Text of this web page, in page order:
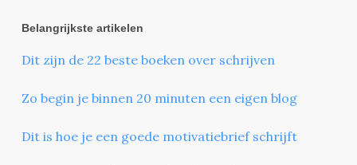
Belangrijkste artikelen
Dit zijn de 22 beste boeken over schrijven
Zo begin je binnen 20 minuten een eigen blog
Dit is hoe je een goede motivatiebrief schrijft